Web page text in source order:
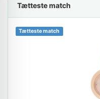
Tætteste match
Tætteste match